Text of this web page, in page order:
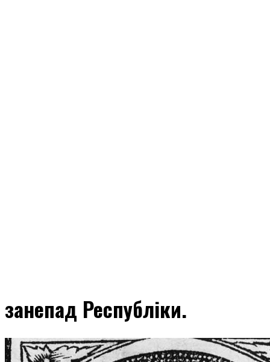
занепад Республіки.